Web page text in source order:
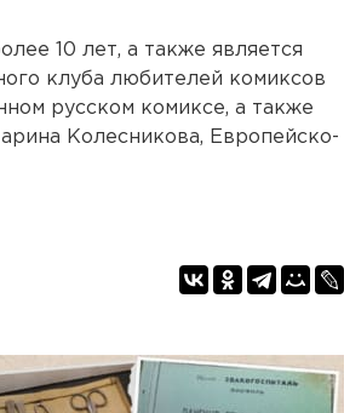
10 лет, а также является
клуба любителей комиксов
русском комиксе, а также
Колесникова, Европейско-